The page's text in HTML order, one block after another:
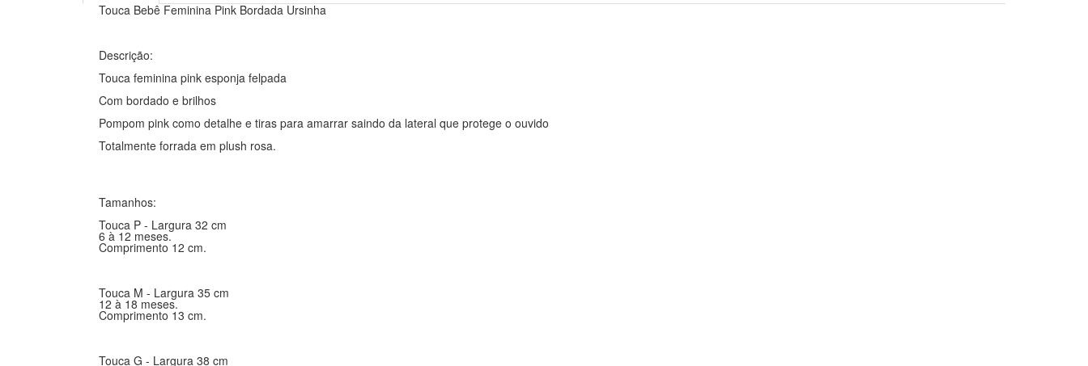
Touca Bebê Feminina Pink Bordada Ursinha
Descrição:
Touca feminina pink esponja felpada
Com bordado e brilhos
Pompom pink como detalhe e tiras para amarrar saindo da lateral que protege o ouvido
Totalmente forrada em plush rosa.
Tamanhos:
Touca P - Largura 32 cm
6 à 12 meses.
Comprimento 12 cm.
Touca M - Largura 35 cm
12 à 18 meses.
Comprimento 13 cm.
Touca G - Largura 38 cm